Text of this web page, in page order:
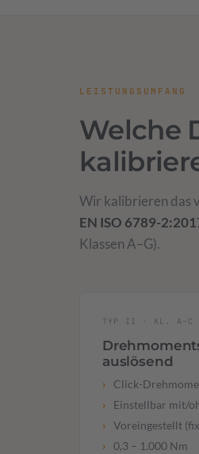
LEISTUNGSUMFANG
Welche
Wir kalibrieren das
EN ISO 6789-
Klassen A–G).
TYP II · KL. A–C
auslösend
Click-
Einstellbar mit/
Voreingestellt
0,3 – 1.000 Nm